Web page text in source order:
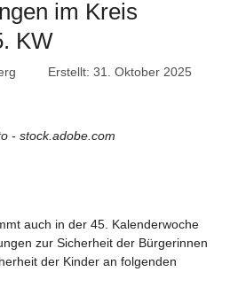
im Kreis
KW
Erstellt: 31. Oktober 2025
- stock.adobe.com
auch in der 45. Kalenderwoche
zur Sicherheit der Bürgerinnen
der Kinder an folgenden